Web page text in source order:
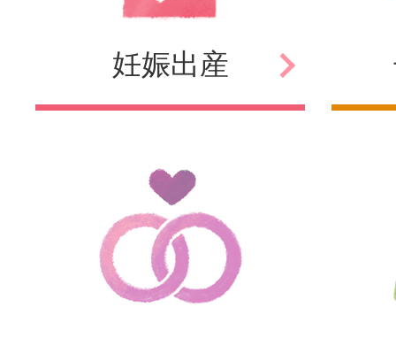
妊娠出産